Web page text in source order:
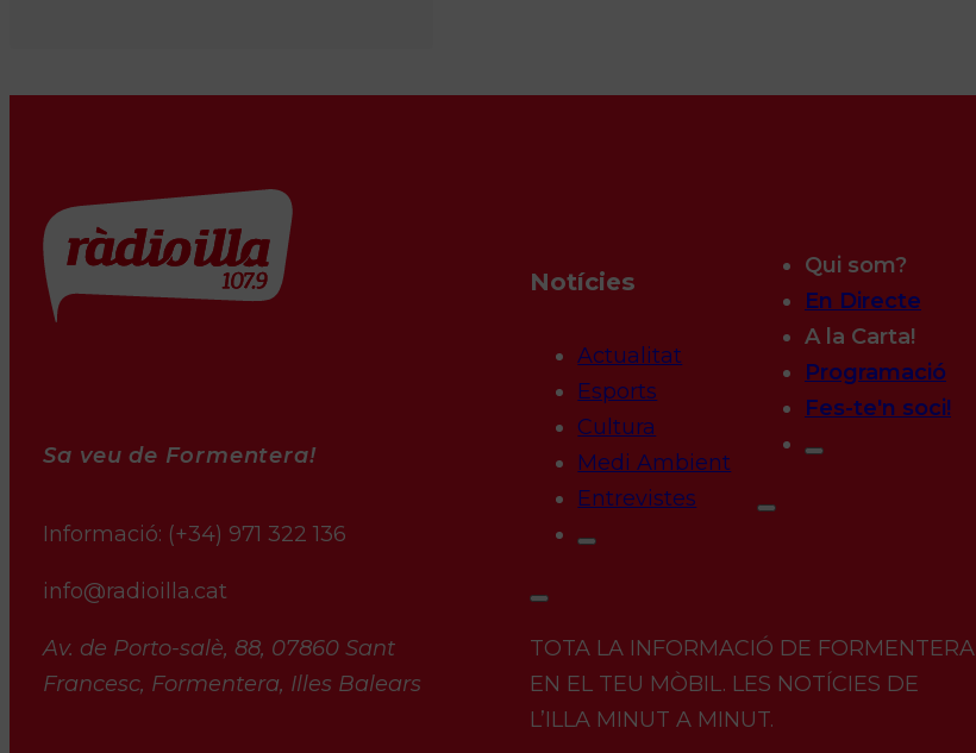
Sa veu de Formentera!
Informació: (+34) 971 322 136
info@radioilla.cat
Av. de Porto-salè, 88, 07860 Sant
Francesc, Formentera, Illes Balears
Notícies
Actualitat
Esports
Cultura
Medi Ambient
Entrevistes
Qui som?
En Directe
A la Carta!
Programació
Fes-te'n soci!
TOTA LA INFORMACIÓ DE FORMENTERA
EN EL TEU MÒBIL. LES NOTÍCIES DE
L’ILLA MINUT A MINUT.